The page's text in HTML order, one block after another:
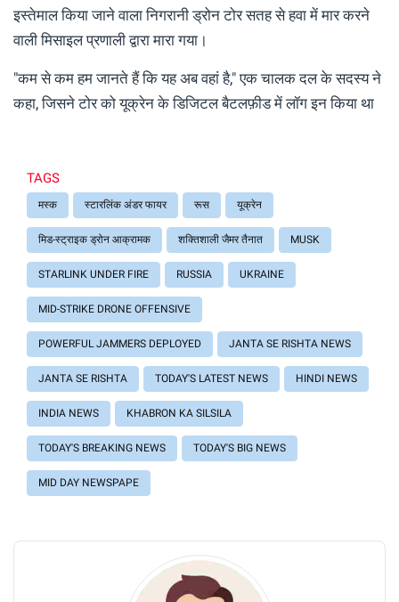
इस्तेमाल किया जाने वाला निगरानी ड्रोन टोर सतह से हवा में मार करने
वाली मिसाइल प्रणाली द्वारा मारा गया।
"कम से कम हम जानते हैं कि यह अब वहां है," एक चालक दल के सदस्य ने
कहा, जिसने टोर को यूक्रेन के डिजिटल बैटलफ़ीड में लॉग इन किया था
TAGS
मस्क स्टारलिंक अंडर फायर रूस यूक्रेन
मिड-स्ट्राइक ड्रोन आक्रामक शक्तिशाली जैमर तैनात MUSK
STARLINK UNDER FIRE RUSSIA UKRAINE
MID-STRIKE DRONE OFFENSIVE
POWERFUL JAMMERS DEPLOYED JANTA SE RISHTA NEWS
JANTA SE RISHTA TODAY'S LATEST NEWS HINDI NEWS
INDIA NEWS KHABRON KA SILSILA
TODAY'S BREAKING NEWS TODAY'S BIG NEWS
MID DAY NEWSPAPE